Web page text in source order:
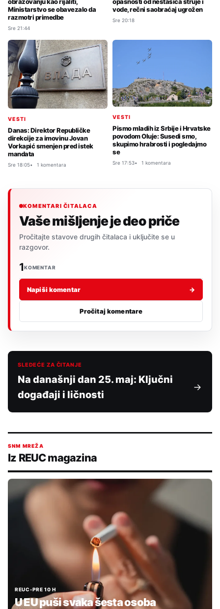
obrazovanju kao rijaliti,
Ministarstvo se obavezalo da
razmotri primedbe
Sre 21:44
opasnosti od nestašica struje i
vode, rečni saobraćaj ugrožen
Sre 20:18
VESTI
Danas: Direktor Republičke
direkcije za imovinu Jovan
Vorkapić smenjen pred istek
mandata
Sre 18:05 1 komentara
VESTI
Pismo mladih iz Srbije i Hrvatske
povodom Oluje: Susedi smo,
skupimo hrabrosti i pogledajmo
se
Sre 17:53 1 komentara
KOMENTARI ČITALACA
Vaše mišljenje je deo priče
Pročitajte stavove drugih čitalaca i uključite se u
razgovor.
1KOMENTAR
Napiši komentar →
Pročitaj komentare
SLEDEĆE ZA ČITANJE
Na današnji dan 25. maj: Ključni
događaji i ličnosti
SNM MREŽA
Iz REUC magazina
REUC•PRE 10 H
U EU puši svaka šesta osoba